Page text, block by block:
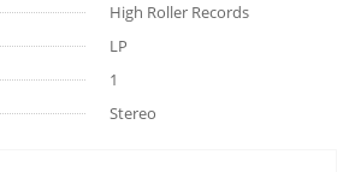
High Roller Records
LP
1
Stereo